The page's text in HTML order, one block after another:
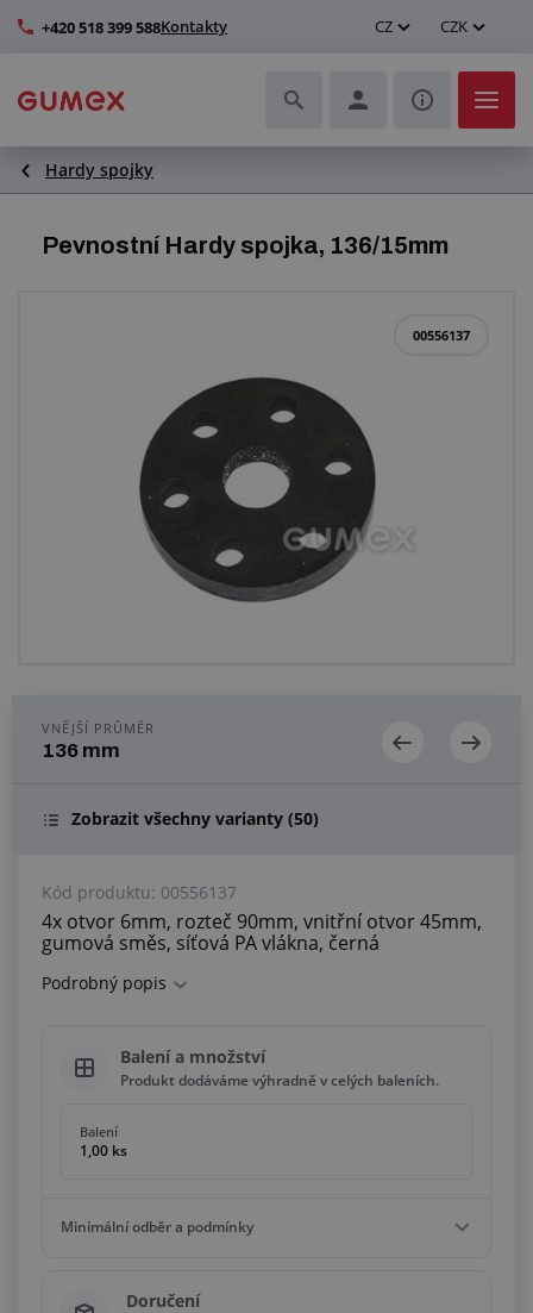
+420 518 399 588Kontakty CZ CZK
Hadice a jejich kompletace
Profily a výroba těsnění
Zlepšení pracovního prostředí
Další pryžové a plastové výrobky
Centrum poptávek
Hardy spojky
Pevnostní Hardy spojka, 136/15mm
00556137
VNĚJŠÍ PRŮMĚR
136 mm
Zobrazit všechny varianty (50)
Kód produktu: 00556137
4x otvor 6mm, rozteč 90mm, vnitřní otvor 45mm,
gumová směs, síťová PA vlákna, černá
Podrobný popis
Balení a množství
Produkt dodáváme výhradně v celých baleních.
Balení
1,00 ks
Minimální odběr a podmínky
1,00 ks Doručení